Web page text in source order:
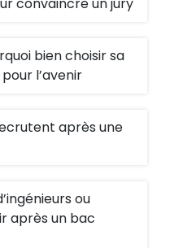
bien choisir sa
l’avenir
après une
ou
après un bac